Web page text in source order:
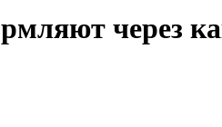
через